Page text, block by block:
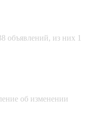
объявлений, из них 1
об изменении